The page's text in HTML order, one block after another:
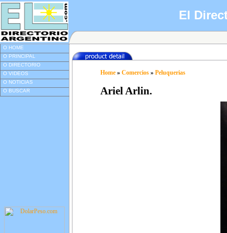
El
O HOME
O PRINCIPAL
O DIRECTORIO
O VIDEOS
O NOTICIAS
O BUSCAR
Home » Comercios » Peluquerias
Ariel Arlin.